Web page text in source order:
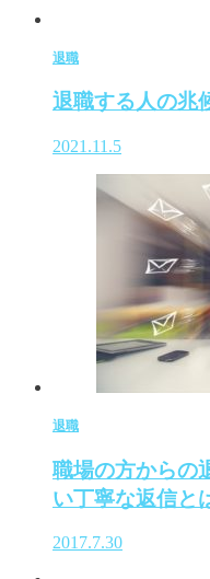
退職
退職する人の兆
2021.11.5
退職
職場の方からの
い丁寧な返信と
2017.7.30